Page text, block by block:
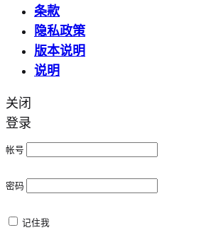
条款
隐私政策
版本说明
说明
关闭
登录
帐号
密码
记住我